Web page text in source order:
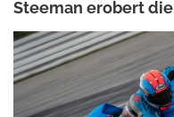
Steeman erobert
ANKE WIECZOREK